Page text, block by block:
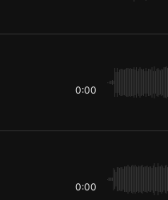
0:00
0:00